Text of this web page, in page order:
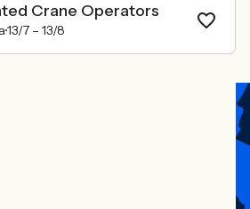
Crane Operators
13/7 – 13/8